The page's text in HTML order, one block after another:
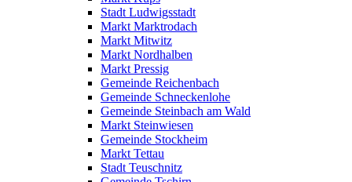
Stadt Ludwigsstadt
Markt Marktrodach
Markt Mitwitz
Markt Nordhalben
Markt Pressig
Gemeinde Reichenbach
Gemeinde Schneckenlohe
Gemeinde Steinbach am Wald
Markt Steinwiesen
Gemeinde Stockheim
Markt Tettau
Stadt Teuschnitz